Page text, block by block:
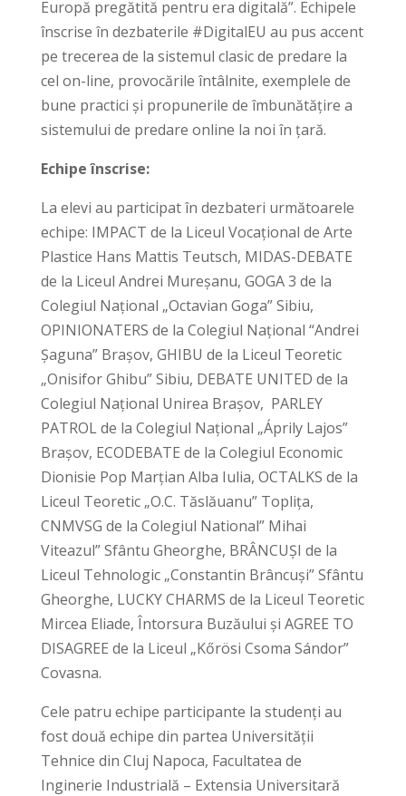
Europă pregătită pentru era digitală”. Echipele
înscrise în dezbaterile #DigitalEU au pus accent
pe trecerea de la sistemul clasic de predare la
cel on-line, provocările întâlnite, exemplele de
bune practici și propunerile de îmbunătățire a
sistemului de predare online la noi în țară.
Echipe înscrise:
La elevi au participat în dezbateri următoarele
echipe: IMPACT de la Liceul Vocațional de Arte
Plastice Hans Mattis Teutsch, MIDAS-DEBATE
de la Liceul Andrei Mureșanu, GOGA 3 de la
Colegiul Național „Octavian Goga” Sibiu,
OPINIONATERS de la Colegiul Național “Andrei
Șaguna” Brașov, GHIBU de la Liceul Teoretic
„Onisifor Ghibu” Sibiu, DEBATE UNITED de la
Colegiul Național Unirea Brașov, PARLEY
PATROL de la Colegiul Național „Áprily Lajos”
Brașov, ECODEBATE de la Colegiul Economic
Dionisie Pop Marțian Alba Iulia, OCTALKS de la
Liceul Teoretic „O.C. Tăslăuanu” Toplița,
CNMVSG de la Colegiul National” Mihai
Viteazul” Sfântu Gheorghe, BRÂNCUȘI de la
Liceul Tehnologic „Constantin Brâncuși” Sfântu
Gheorghe, LUCKY CHARMS de la Liceul Teoretic
Mircea Eliade, Întorsura Buzăului și AGREE TO
DISAGREE de la Liceul „Kőrösi Csoma Sándor”
Covasna.
Cele patru echipe participante la studenți au
fost două echipe din partea Universității
Tehnice din Cluj Napoca, Facultatea de
Inginerie Industrială – Extensia Universitară